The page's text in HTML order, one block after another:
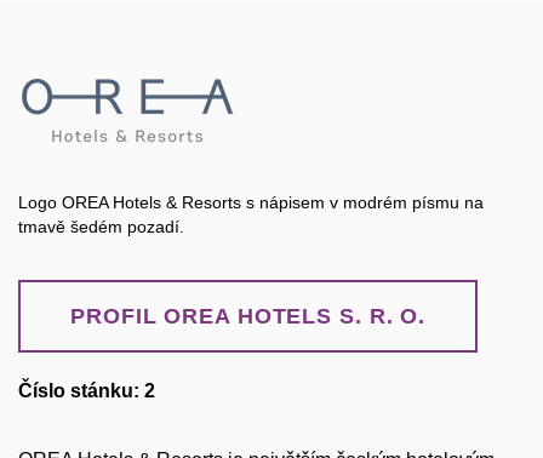
Logo OREA Hotels & Resorts s nápisem v modrém písmu na
tmavě šedém pozadí.
PROFIL OREA HOTELS S. R. O.
Číslo stánku: 2